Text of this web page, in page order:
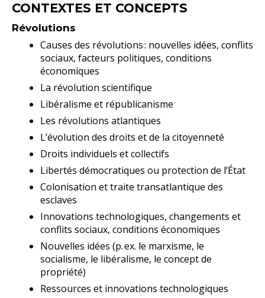
CONTEXTES ET CONCEPTS
Révolutions
Causes des révolutions : nouvelles idées, conflits
sociaux, facteurs politiques, conditions
économiques
La révolution scientifique
Libéralisme et républicanisme
Les révolutions atlantiques
L’évolution des droits et de la citoyenneté
Droits individuels et collectifs
Libertés démocratiques ou protection de l’État
Colonisation et traite transatlantique des
esclaves
Innovations technologiques, changements et
conflits sociaux, conditions économiques
Nouvelles idées (p. ex. le marxisme, le
socialisme, le libéralisme, le concept de
propriété)
Ressources et innovations technologiques